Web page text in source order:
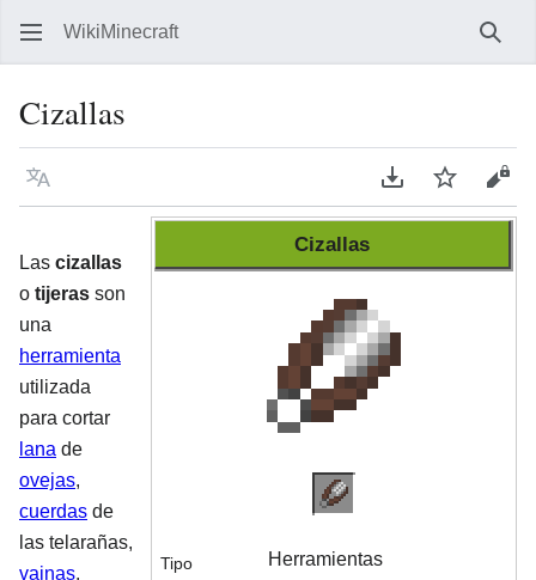
WikiMinecraft
Cizallas
Idioma Descargar en
VigilarVer
Cizallas
Tipo Herramientas
Las cizallas
o tijeras son
una
herramienta
utilizada
para cortar
lana de
ovejas,
cuerdas de
las telarañas,
vainas,